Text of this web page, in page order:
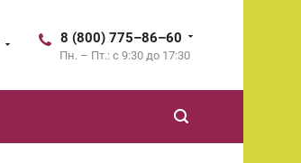
8 (800) 775–86–60
Пн. – Пт.: с 9:30 до 17:30